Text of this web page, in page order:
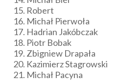
15. Robert
16. Michał Pierwoła
17. Hadrian Jakóbczak
18. Piotr Bobak
19. Zbigniew Drapała
20. Kazimierz Stagrowski
21. Michał Pacyna